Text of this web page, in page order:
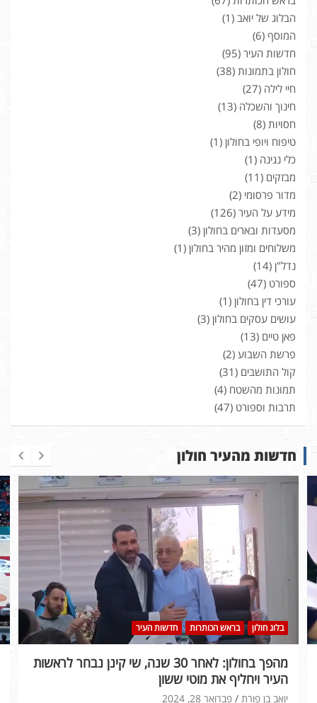
הבלוג של יואב (1)
המוסף (6)
חדשות העיר (95)
חולון בתמונות (38)
חיי לילה (27)
חינוך והשכלה (13)
חסויות (8)
טיפוח ויופי בחולון (1)
כלי נגינה (1)
מבזקים (11)
מדור פרסומי (2)
מידע על העיר (126)
מסעדות ובארים בחולון (3)
משלוחים ומזון מהיר בחולון (1)
נדל"ן (14)
ספורט (47)
עורכי דין בחולון (1)
עושים עסקים בחולון (3)
פאן טיים (13)
פרשת השבוע (2)
קול התושבים (31)
תמונות מהשטח (4)
תרבות וספורט (47)
חדשות מהעיר חולון
בלוג חולון בראש הכותרות חדשות העיר
מהפך בחולון: לאחר 30 שנה, שי קינן נבחר לראשות
העיר ויחליף את מוטי ששון
פברואר 28, 2024 יואב בן פורת